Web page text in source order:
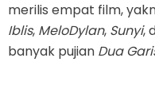
merilis empat film,
Iblis, MeloDylan, Sunyi,
banyak pujian Dua